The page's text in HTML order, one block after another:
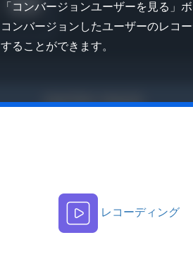
「コンバージョンユーザーを見る」
コンバージョンしたユーザーのレコ
することができます。
レコーディング